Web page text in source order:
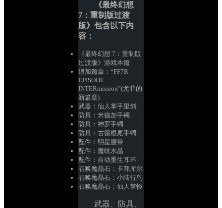
《最终幻想
7：重制版过渡
版》包含以下内
容：
《最终幻想 7：重制版
过渡版》游戏本篇
追加篇章：“FF7R
EPISODE
INTERmission”(尤菲的
新篇章)
武器：仙人掌手里剑
防具：米德加手镯
防具：神罗手镯
防具：古留根尾手镯
配件：明星腰带
配件：魔晄水晶
配件：自动重生耳环
召唤魔晶石：卡邦库尔
召唤魔晶石：小陆行鸟
召唤魔晶石：仙人掌怪
武器、防具、